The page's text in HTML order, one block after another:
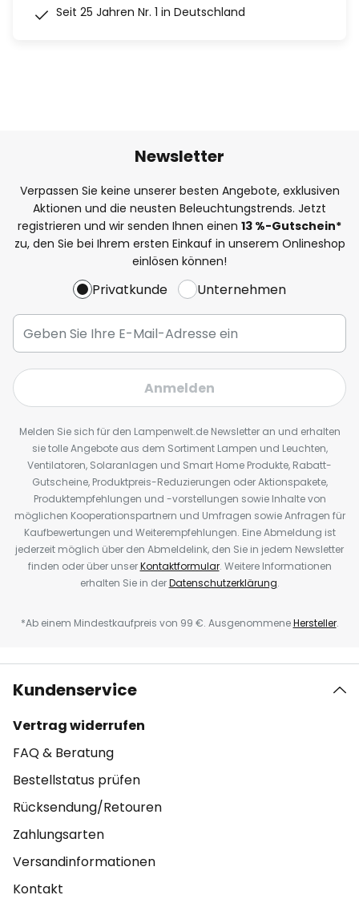
Seit 25 Jahren Nr. 1 in Deutschland
Newsletter
Verpassen Sie keine unserer besten Angebote, exklusiven
Aktionen und die neusten Beleuchtungstrends. Jetzt
registrieren und wir senden Ihnen einen 13 %-Gutschein*
zu, den Sie bei Ihrem ersten Einkauf in unserem Onlineshop
einlösen können!
Privatkunde Unternehmen
Anmelden
Melden Sie sich für den Lampenwelt.de Newsletter an und erhalten
sie tolle Angebote aus dem Sortiment Lampen und Leuchten,
Ventilatoren, Solaranlagen und Smart Home Produkte, Rabatt-
Gutscheine, Produktpreis-Reduzierungen oder Aktionspakete,
Produktempfehlungen und -vorstellungen sowie Inhalte von
möglichen Kooperationspartnern und Umfragen sowie Anfragen für
Kaufbewertungen und Weiterempfehlungen. Eine Abmeldung ist
jederzeit möglich über den Abmeldelink, den Sie in jedem Newsletter
finden oder über unserKontaktformular. Weitere Informationen
erhalten Sie in derDatenschutzerklärung.
*Ab einem Mindestkaufpreis von 99 €. AusgenommeneHersteller.
Kundenservice
Vertrag widerrufen
FAQ & Beratung
Bestellstatus prüfen
Rücksendung/Retouren
Zahlungsarten
Versandinformationen
Kontakt